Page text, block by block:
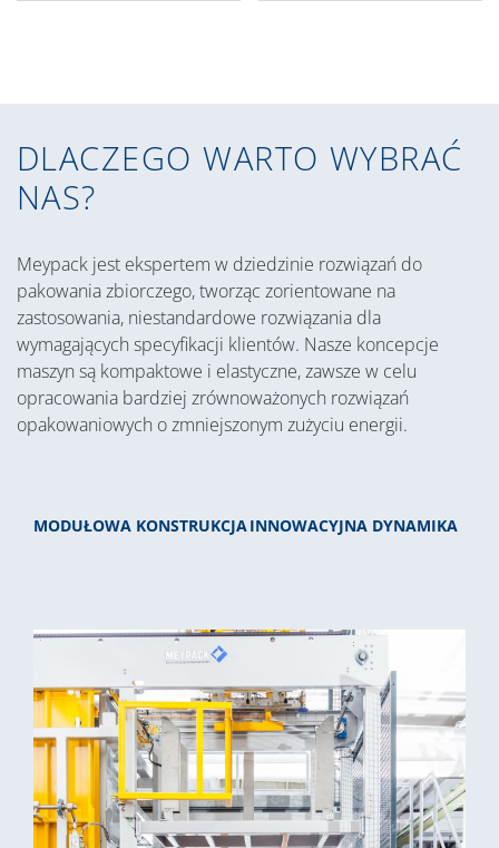
DLACZEGO WARTO WYBRAĆ
NAS?
Meypack jest ekspertem w dziedzinie rozwiązań do
pakowania zbiorczego,tworząc zorientowane na
zastosowania, niestandardowe rozwiązania dla
wymagających specyfikacji klientów. Nasze koncepcje
maszyn są kompaktowe i elastyczne, zawsze w celu
opracowania bardziej zrównoważonych rozwiązań
opakowaniowych o zmniejszonym zużyciu energii.
MODUŁOWA KONSTRUKCJAINNOWACYJNA DYNAMIKA